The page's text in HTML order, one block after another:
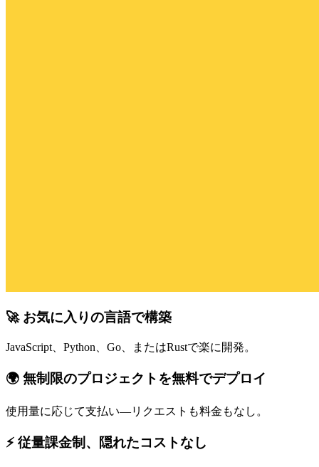
🚀 お気に入りの言語で構築
JavaScript、Python、Go、またはRustで楽に開発。
🌍 無制限のプロジェクトを無料でデプロイ
使用量に応じて支払い—リクエストも料金もなし。
⚡ 従量課金制、隠れたコストなし